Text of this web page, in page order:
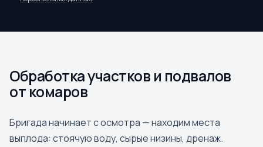
Обработка участков и подвалов
от комаров
Бригада начинает с осмотра — находим места
выплода: стоячую воду, сырые низины, дренаж.